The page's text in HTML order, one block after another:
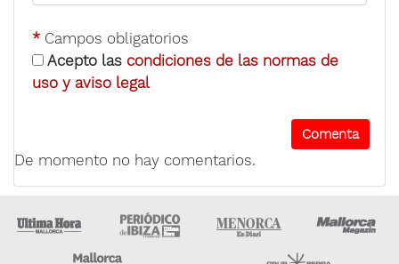
* Campos obligatorios
Acepto las condiciones de las normas de
uso y aviso legal
De momento no hay comentarios.
Ultima Hora Ultima hora Ibiza Menorca • Es Diari